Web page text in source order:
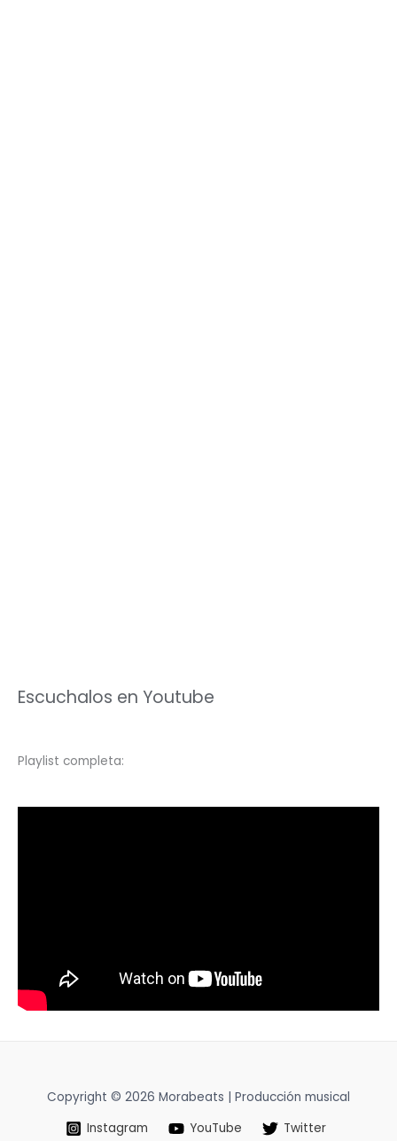
Escuchalos en Youtube
Playlist completa:
Copyright © 2026 Morabeats | Producción musical
Instagram
YouTube Twitter